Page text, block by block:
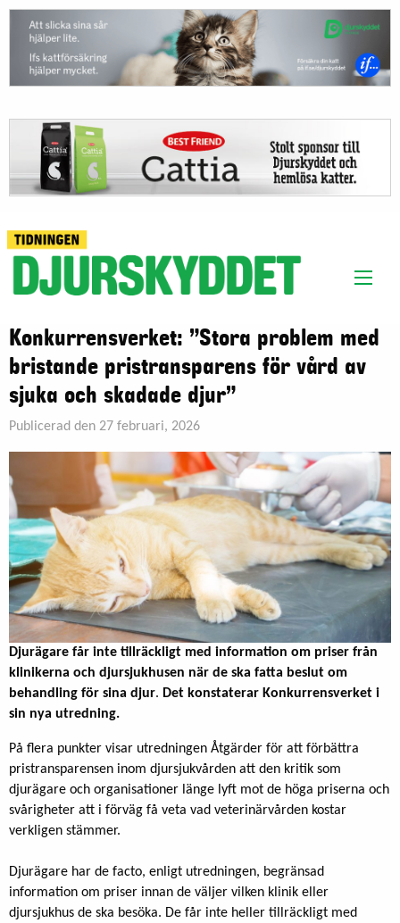
Konkurrensverket: ”Stora problem med
bristande pristransparens för vård av
sjuka och skadade djur”
Publicerad den 27 februari, 2026
Djurägare får inte tillräckligt med information om priser från
klinikerna och djursjukhusen när de ska fatta beslut om
behandling för sina djur. Det konstaterar Konkurrensverket i
sin nya utredning.
På flera punkter visar utredningen Åtgärder för att förbättra
pristransparensen inom djursjukvården att den kritik som
djurägare och organisationer länge lyft mot de höga priserna och
svårigheter att i förväg få veta vad veterinärvården kostar
verkligen stämmer.
Djurägare har de facto, enligt utredningen, begränsad
information om priser innan de väljer vilken klinik eller
djursjukhus de ska besöka. De får inte heller tillräckligt med